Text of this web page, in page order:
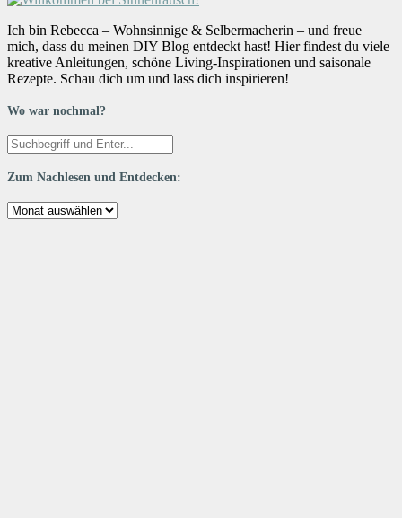
Ich bin Rebecca – Wohnsinnige & Selbermacherin – und freue
mich, dass du meinen DIY Blog entdeckt hast! Hier findest du viele
kreative Anleitungen, schöne Living-Inspirationen und saisonale
Rezepte. Schau dich um und lass dich inspirieren!
Wo war nochmal?
Zum Nachlesen und Entdecken:
Zum